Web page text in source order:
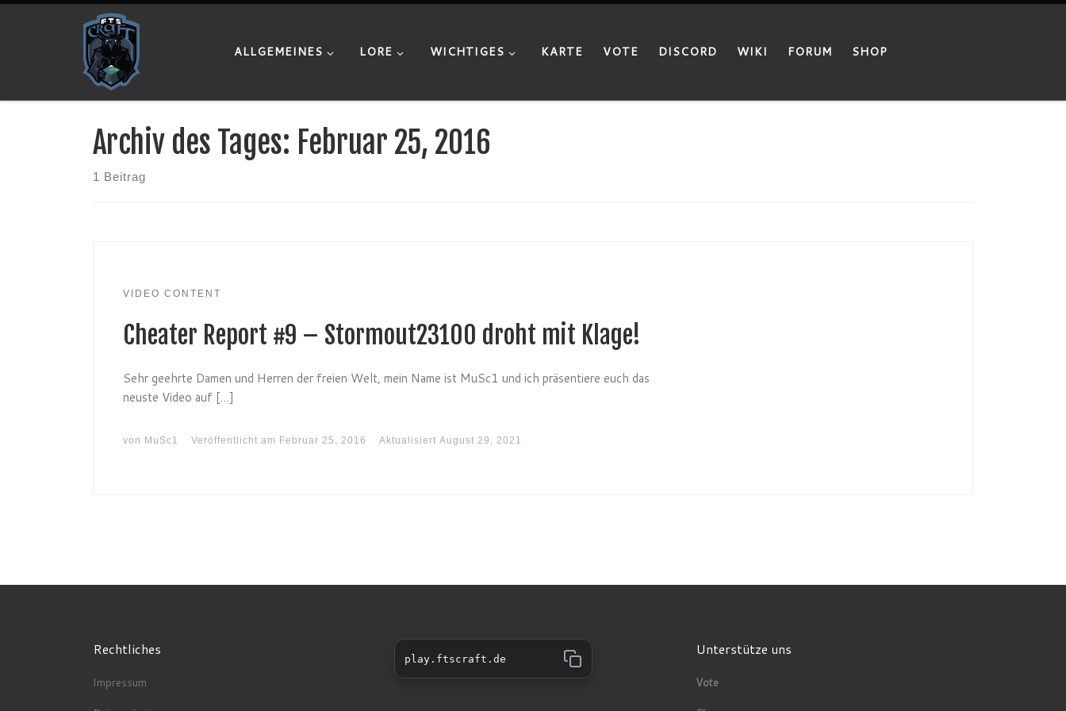
Zum Inhalt springen
ALLGEMEINES
LORE WICHTIGES KARTE VOTE DISCORD WIKI FORUM SHOP
Archiv des Tages: Februar 25, 2016
1 Beitrag
VIDEO CONTENT
Cheater Report #9 – Stormout23100 droht mit Klage!
Sehr geehrte Damen und Herren der freien Welt, mein Name ist MuSc1 und ich präsentiere euch das
neuste Video auf […]
von MuSc1 Veröffentlicht am Februar 25, 2016 Aktualisiert August 29, 2021
Rechtliches
Impressum
play.ftscraft.de
Unterstütze uns
Vote